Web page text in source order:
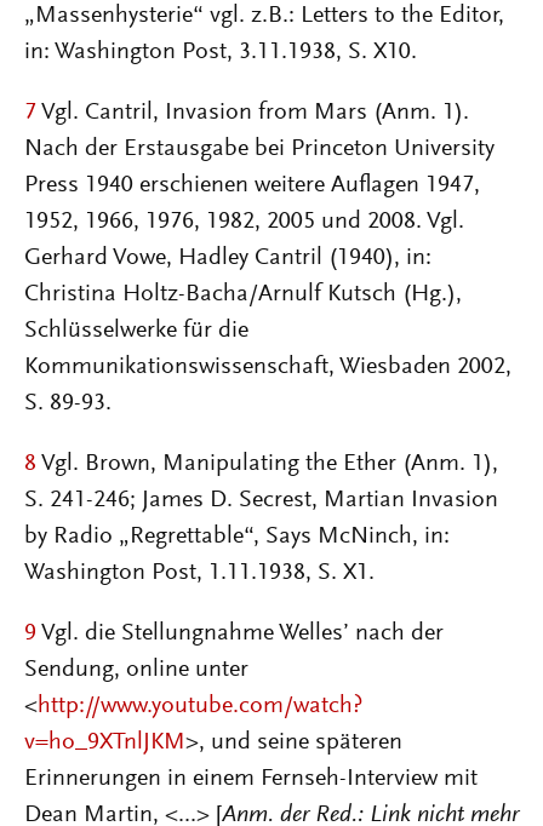
„Massenhysterie“ vgl. z.B.: Letters to the Editor,
in: Washington Post, 3.11.1938, S. X10.
7 Vgl. Cantril, Invasion from Mars (Anm. 1).
Nach der Erstausgabe bei Princeton University
Press 1940 erschienen weitere Auflagen 1947,
1952, 1966, 1976, 1982, 2005 und 2008. Vgl.
Gerhard Vowe, Hadley Cantril (1940), in:
Christina Holtz-Bacha/Arnulf Kutsch (Hg.),
Schlüsselwerke für die
Kommunikationswissenschaft, Wiesbaden 2002,
S. 89-93.
8 Vgl. Brown, Manipulating the Ether (Anm. 1),
S. 241-246; James D. Secrest, Martian Invasion
by Radio „Regrettable“, Says McNinch, in:
Washington Post, 1.11.1938, S. X1.
9 Vgl. die Stellungnahme Welles’ nach der
Sendung, online unter
<http://www.youtube.com/watch?
v=ho_9XTnlJKM>, und seine späteren
Erinnerungen in einem Fernseh-Interview mit
Dean Martin, <...> [ Anm. der Red.: Link nicht mehr